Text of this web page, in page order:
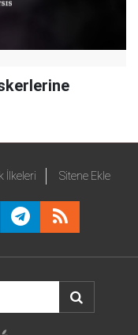
İlkeleri Sitene Ekle